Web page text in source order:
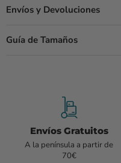
Envíos y Devoluciones
Guía de Tamaños
Envíos Gratuitos
A la península a partir de
70€